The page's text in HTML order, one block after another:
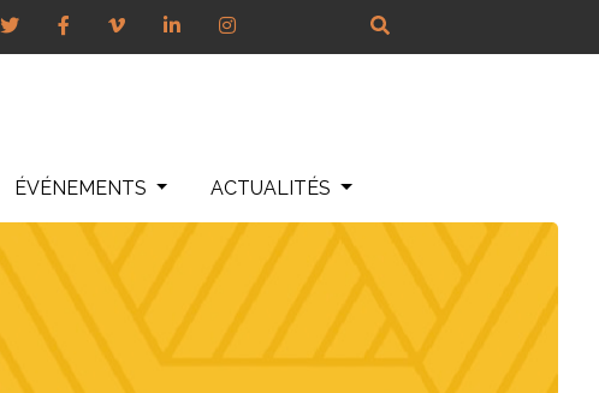
ÉVÉNEMENTS ACTUALITÉS